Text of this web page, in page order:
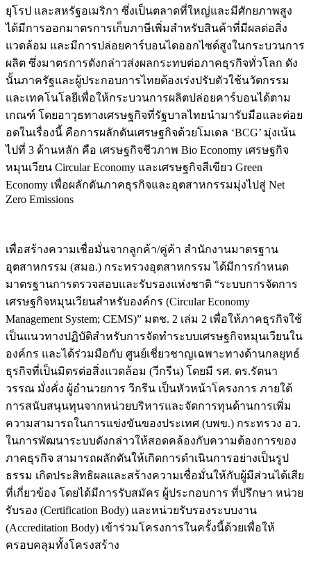
ยุโรป และสหรัฐอเมริกา ซึ่งเป็นตลาดที่ใหญ่และมีศักยภาพสูง
ได้มีการออกมาตรการเก็บภาษีเพิ่มสำหรับสินค้าที่มีผลต่อสิ่ง
แวดล้อม และมีการปล่อยคาร์บอนไดออกไซด์สูงในกระบวนการ
ผลิต ซึ่งมาตรการดังกล่าวส่งผลกระทบต่อภาคธุรกิจทั่วโลก ดัง
นั้นภาครัฐและผู้ประกอบการไทยต้องเร่งปรับตัวใช้นวัตกรรม
และเทคโนโลยีเพื่อให้กระบวนการผลิตปล่อยคาร์บอนได้ตาม
เกณฑ์ โดยอาวุธทางเศรษฐกิจที่รัฐบาลไทยนำมารับมือและต่อย
อดในเรื่องนี้ คือการผลักดันเศรษฐกิจด้วยโมเดล ‘BCG’ มุ่งเน้น
ไปที่ 3 ด้านหลัก คือ เศรษฐกิจชีวภาพ Bio Economy เศรษฐกิจ
หมุนเวียน Circular Economy และเศรษฐกิจสีเขียว Green
Economy เพื่อผลักดันภาคธุรกิจและอุตสาหกรรมมุ่งไปสู่ Net
Zero Emissions
เพื่อสร้างความเชื่อมั่นจากลูกค้า/คู่ค้า สำนักงานมาตรฐาน
อุตสาหกรรม (สมอ.) กระทรวงอุตสาหกรรม ได้มีการกำหนด
มาตรฐานการตรวจสอบและรับรองแห่งชาติ “ระบบการจัดการ
เศรษฐกิจหมุนเวียนสำหรับองค์กร (Circular Economy
Management System; CEMS)” มตช. 2 เล่ม 2 เพื่อให้ภาคธุรกิจใช้
เป็นแนวทางปฏิบัติสำหรับการจัดทำระบบเศรษฐกิจหมุนเวียนใน
องค์กร และได้ร่วมมือกับ ศูนย์เชี่ยวชาญเฉพาะทางด้านกลยุทธ์
ธุรกิจที่เป็นมิตรต่อสิ่งแวดล้อม (วีกรีน) โดยมี รศ. ดร.รัตนา
วรรณ มั่งคั่ง ผู้อำนวยการ วีกรีน เป็นหัวหน้าโครงการ ภายใต้
การสนับสนุนทุนจากหน่วยบริหารและจัดการทุนด้านการเพิ่ม
ความสามารถในการแข่งขันของประเทศ (บพข.) กระทรวง อว.
ในการพัฒนาระบบดังกล่าวให้สอดคล้องกับความต้องการของ
ภาคธุรกิจ สามารถผลักดันให้เกิดการดำเนินการอย่างเป็นรูป
ธรรม เกิดประสิทธิผลและสร้างความเชื่อมั่นให้กับผู้มีส่วนได้เสีย
ที่เกี่ยวข้อง โดยได้มีการรับสมัคร ผู้ประกอบการ ที่ปรึกษา หน่วย
รับรอง (Certification Body) และหน่วยรับรองระบบงาน
(Accreditation Body) เข้าร่วมโครงการในครั้งนี้ด้วยเพื่อให้
ครอบคลุมทั้งโครงสร้าง